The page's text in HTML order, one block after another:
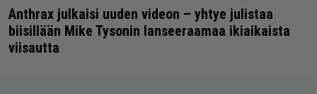
Anthrax julkaisi uuden videon – yhtye julistaa
biisillään Mike Tysonin lanseeraamaa ikiaikaista
viisautta